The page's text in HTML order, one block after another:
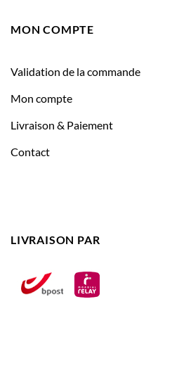
MON COMPTE
Validation de la commande
Mon compte
Livraison & Paiement
Contact
LIVRAISON PAR